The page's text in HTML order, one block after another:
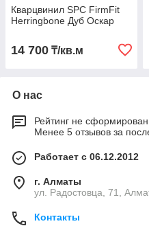
Кварцвинил SPC FirmFit
Herringbone Дуб Оскар
14 700 ₸/кв.м
О нас
Рейтинг не сформирован
Менее 5 отзывов за
Работает с 06.12.2012
г. Алматы
ул. Радостовца, 71,
Контакты